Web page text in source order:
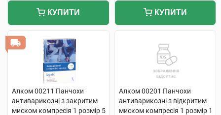
КУПИТИ КУПИТИ
Алком 00211 Панчохи
антиварикозні з закритим
миском компресія 1 розмір 5
Алком 00201 Панчохи
антиварикозні з відкритим
миском компресія 1 розмір 1